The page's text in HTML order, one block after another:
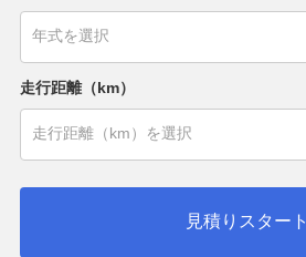
走行距離（km）
見積りスタート